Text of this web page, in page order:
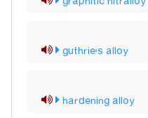
guthrie's alloy
hardening alloy